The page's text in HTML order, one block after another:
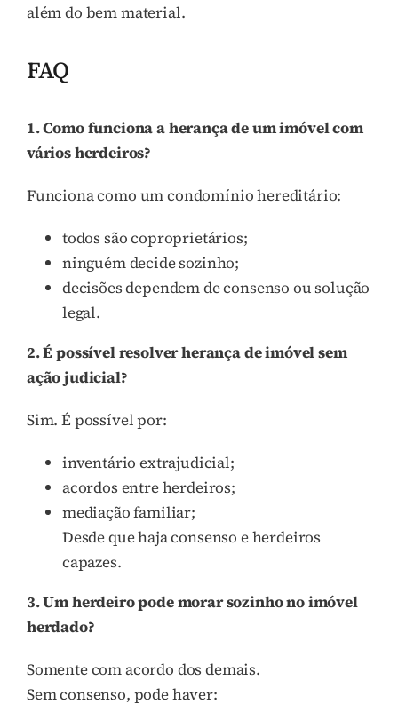
além do bem material.
FAQ
1. Como funciona a herança de um imóvel com
vários herdeiros?
Funciona como um condomínio hereditário:
todos são coproprietários;
ninguém decide sozinho;
decisões dependem de consenso ou solução
legal.
2. É possível resolver herança de imóvel sem
ação judicial?
Sim. É possível por:
inventário extrajudicial;
acordos entre herdeiros;
mediação familiar;
Desde que haja consenso e herdeiros
capazes.
3. Um herdeiro pode morar sozinho no imóvel
herdado?
Somente com acordo dos demais.
Sem consenso, pode haver: